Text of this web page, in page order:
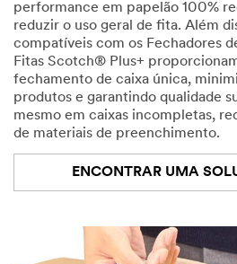
performance em papelão 100%
reduzir o uso geral de fita. Além
compatíveis com os Fechadores
Fitas Scotch® Plus+
fechamento de caixa única,
produtos e garantindo qualidade
mesmo em caixas incompletas,
de materiais de preenchimento.
ENCONTRAR UMA